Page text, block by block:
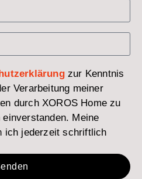
zur Kenntnis
Verarbeitung meiner
durch XOROS Home zu
Meine
ich jederzeit schriftlich